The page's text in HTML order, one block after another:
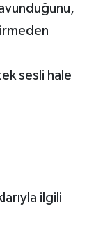
sesli hale
ilgili